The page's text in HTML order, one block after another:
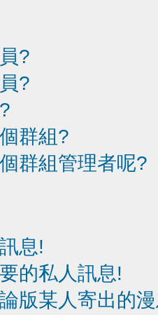
?
?
群組?
群組管理者呢?
息!
的私人訊息!
版某人寄出的